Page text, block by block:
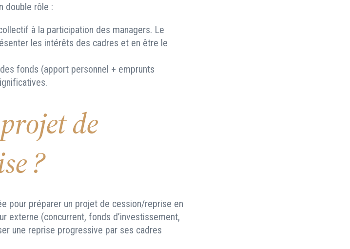
double rôle :
à la participation des managers. Le
les intérêts des cadres et en être le
fonds (apport personnel + emprunts
de
?
pour préparer un projet de cession/reprise en
externe (concurrent, fonds d’investissement,
une reprise progressive par ses cadres